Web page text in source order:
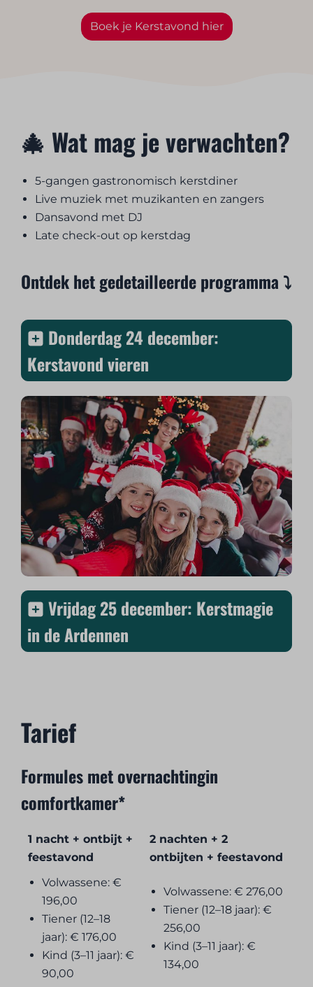
Boek je Kerstavond hier
🎄 Wat mag je verwachten?
5-gangen gastronomisch kerstdiner
Live muziek met muzikanten en zangers
Dansavond met DJ
Late check-out op kerstdag
Ontdek het gedetailleerde programma ⤵️
Donderdag 24 december:
Kerstavond vieren
Vrijdag 25 december: Kerstmagie
in de Ardennen
Tarief
Formules met overnachtingin
comfortkamer*
1 nacht + ontbijt +
feestavond
2 nachten + 2
ontbijten + feestavond
Volwassene: €
196,00
Tiener (12–18
jaar): € 176,00
Kind (3–11 jaar): €
90,00
Volwassene: € 276,00
Tiener (12–18 jaar): €
256,00
Kind (3–11 jaar): €
134,00